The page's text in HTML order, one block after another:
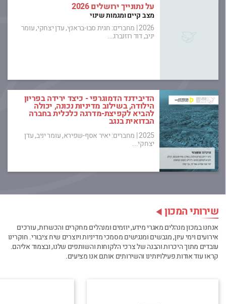
על נתונייך ירושלים 2026
מצב קיים ומגמות שינוי
2026
| מחברים: חגית סבו-בראנץ, עדן יצחקי, עומר
יניב, דוד רוזנברג...
הדיבידנד הדמוגרפי - כיצד ירידה בפריון
הילודה, בשילוב מדיניות נכונה, יכולה
להביא לקפיצת-מדרגה כלכלית בחברה
הבדואית בנגב
2025
| מחברים: יאיר אסף-שפירא, עומר יניב, עדן
יצחקי...
שירותי המכון
אנחנו במכון מנהלים מאגרי מידע, יוזמים ומנהלים מחקרים והכשרות, עורכים
אירועים וימי עיון, מגבשים ומנגישים מסמכי מדיניות ויוצרים שיח ציבורי. חוקרינו
עובדים מתוך היכרות והבנה של צרכי הלקוחות והשותפים שלנו, ובצמוד אליהם.
קראו עוד אודות פעילויותינו והשירותים אותם אנו מציעים.